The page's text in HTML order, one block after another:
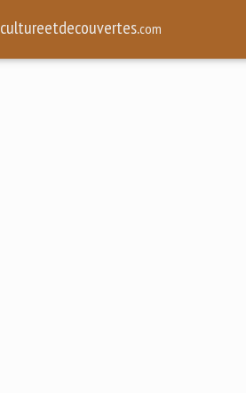
cultureetdecouvertes.com